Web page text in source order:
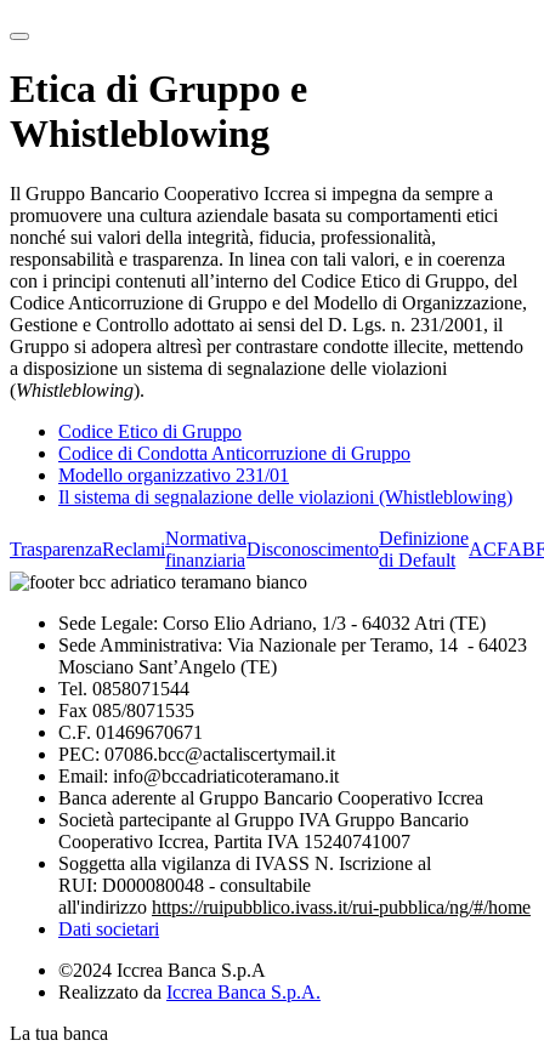
Etica di Gruppo e
Whistleblowing
Il Gruppo Bancario Cooperativo Iccrea si impegna da sempre a
promuovere una cultura aziendale basata su comportamenti etici
nonché sui valori della integrità, fiducia, professionalità,
responsabilità e trasparenza. In linea con tali valori, e in coerenza
con i principi contenuti all’interno del Codice Etico di Gruppo, del
Codice Anticorruzione di Gruppo e del Modello di Organizzazione,
Gestione e Controllo adottato ai sensi del D. Lgs. n. 231/2001, il
Gruppo si adopera altresì per contrastare condotte illecite, mettendo
a disposizione un sistema di segnalazione delle violazioni
(Whistleblowing).
Codice Etico di Gruppo
Codice di Condotta Anticorruzione di Gruppo
Modello organizzativo 231/01
Il sistema di segnalazione delle violazioni (Whistleblowing)
TrasparenzaReclami
Normativa
finanziaria
Disconoscimento
Definizione
di Default
ACF
Sede Legale: Corso Elio Adriano, 1/3 - 64032 Atri (TE)
Sede Amministrativa: Via Nazionale per Teramo, 14 - 64023
Mosciano Sant’Angelo (TE)
Tel. 0858071544
Fax 085/8071535
C.F. 01469670671
PEC: 07086.bcc@actaliscertymail.it
Email: info@bccadriaticoteramano.it
Banca aderente al Gruppo Bancario Cooperativo Iccrea
Società partecipante al Gruppo IVA Gruppo Bancario
Cooperativo Iccrea, Partita IVA 15240741007
Soggetta alla vigilanza di IVASS N. Iscrizione al
RUI: D000080048 - consultabile
all'indirizzo https://ruipubblico.ivass.it/rui-pubblica/ng/#/home
Dati societari
©2024 Iccrea Banca S.p.A
Realizzato da Iccrea Banca S.p.A.
La tua banca